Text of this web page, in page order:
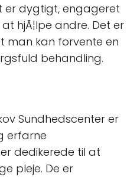
er dygtigt, engageret
hjÃ¦lpe andre. Det er
man kan forvente en
behandling.
Sundhedscenter er
erfarne
dedikerede til at
pleje. De er